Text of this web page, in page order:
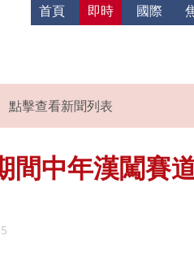
首頁
即時 國際
點擊查看新聞列表
間中年漢闖賽